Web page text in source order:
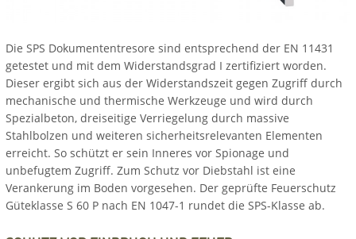
Die SPS Dokumententresore sind entsprechend der EN 11431
getestet und mit dem Widerstandsgrad I zertifiziert worden.
Dieser ergibt sich aus der Widerstandszeit gegen Zugriff durch
mechanische und thermische Werkzeuge und wird durch
Spezialbeton, dreiseitige Verriegelung durch massive
Stahlbolzen und weiteren sicherheitsrelevanten Elementen
erreicht. So schützt er sein Inneres vor Spionage und
unbefugtem Zugriff. Zum Schutz vor Diebstahl ist eine
Verankerung im Boden vorgesehen. Der geprüfte Feuerschutz
Güteklasse S 60 P nach EN 1047-1 rundet die SPS-Klasse ab.